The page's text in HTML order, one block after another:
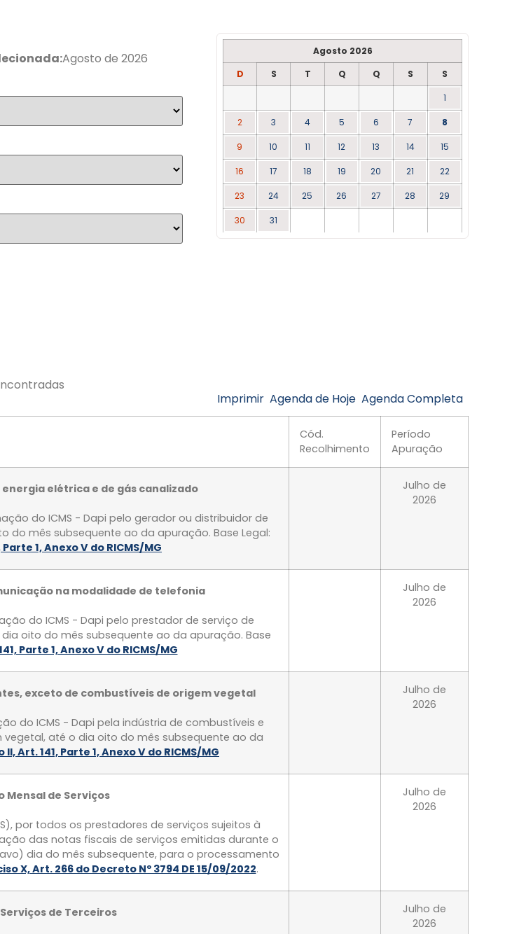
Agosto de 2026
Agosto 2026
D
S T Q Q S
S
1
2 3 4 5 6 7 8
9 10 11 12 13 14 15
16 17 18 19 20 21 22
23 24 25 26 27 28 29
30 31
Agenda Completa
Agenda de Hoje
Imprimir
Cód.
Recolhimento
Período
Apuração
elétrica e de gás canalizado
do ICMS - Dapi pelo gerador ou distribuidor de
do mês subsequente ao da apuração. Base Legal:
1, Anexo V do RICMS/MG
Julho de
2026
na modalidade de telefonia
do ICMS - Dapi pelo prestador de serviço de
oito do mês subsequente ao da apuração. Base
Parte 1, Anexo V do RICMS/MG
Julho de
2026
exceto de combustíveis de origem vegetal
do ICMS - Dapi pela indústria de combustíveis e
até o dia oito do mês subsequente ao da
Art. 141, Parte 1, Anexo V do RICMS/MG
Julho de
2026
Mensal de Serviços
por todos os prestadores de serviços sujeitos à
das notas fiscais de serviços emitidas durante o
dia do mês subsequente, para o processamento
X, Art. 266 do Decreto Nº 3794 DE 15/09/2022.
Julho de
2026
Serviços de Terceiros
Julho de
2026